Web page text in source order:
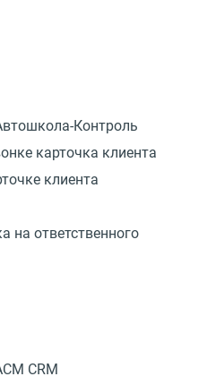
Контроль
карточка клиента
клиента
на ответственного
CRM